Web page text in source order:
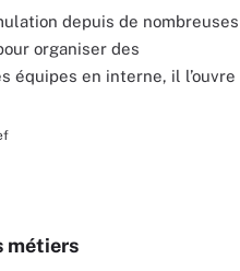
depuis de nombreuses
organiser des
équipes en interne, il l’ouvre
métiers